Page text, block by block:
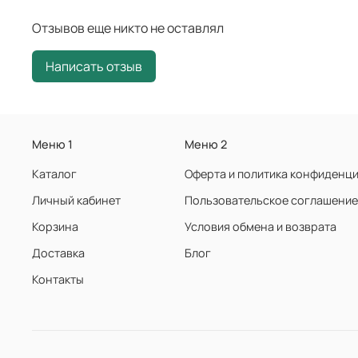
Отзывов еще никто не оставлял
Написать отзыв
Меню 1
Каталог
Личный кабинет
Корзина
Доставка
Контакты
Меню 2
Оферта и политика
Пользовательское соглашение
Условия обмена и возврата
Блог